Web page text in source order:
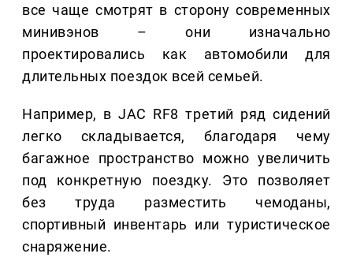
все чаще смотрят в сторону современных
минивэнов – они изначально
проектировались как автомобили для
длительных поездок всей семьей.
Например, в JAC RF8 третий ряд сидений
легко складывается, благодаря чему
багажное пространство можно увеличить
под конкретную поездку. Это позволяет
без труда разместить чемоданы,
спортивный инвентарь или туристическое
снаряжение.